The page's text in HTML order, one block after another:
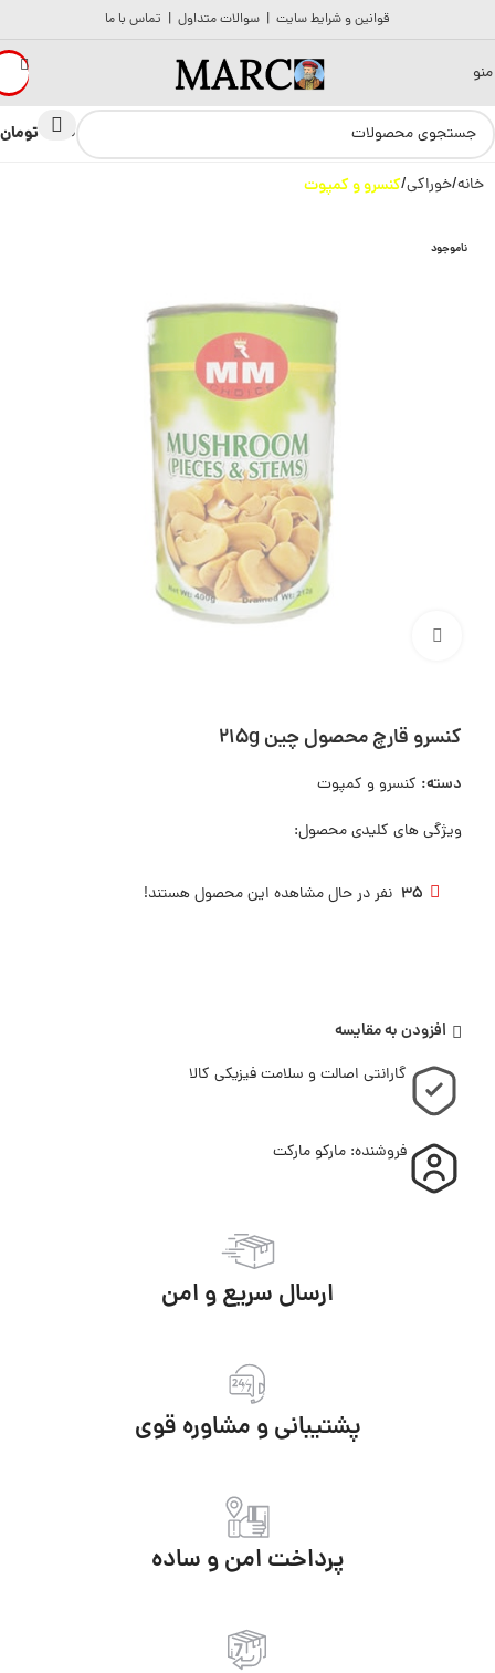
قوانین و شرایط سایت | سوالات متداول | تماس با ما
منو
0 تومان
خانه خوراکی کنسرو و کمپوت
ناموجود
كنسرو قارچ محصول چين 215g
دسته: کنسرو و کمپوت
ویژگی های کلیدی محصول:
35 نفر در حال مشاهده این محصول هستند!
افزودن به مقایسه
گارانتی اصالت و سلامت فیزیکی کالا
فروشنده: مارکو مارکت
ارسال سریع و امن
پشتیبانی و مشاوره قوی
پرداخت امن و ساده